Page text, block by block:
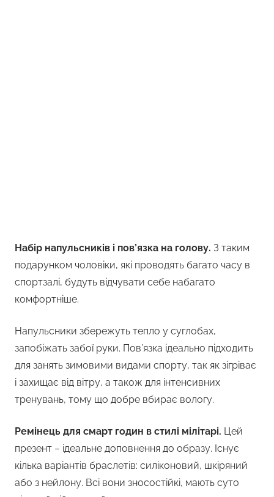
Набір напульсників і пов’язка на голову. З таким
подарунком чоловіки, які проводять багато часу в
спортзалі, будуть відчувати себе набагато
комфортніше.
Напульсники збережуть тепло у суглобах,
запобіжать забої руки. Пов’язка ідеально підходить
для занять зимовими видами спорту, так як зігріває
і захищає від вітру, а також для інтенсивних
тренувань, тому що добре вбирає вологу.
Ремінець для смарт годин в стилі мілітарі. Цей
презент – ідеальне доповнення до образу. Існує
кілька варіантів браслетів: силіконовий, шкіряний
або з нейлону. Всі вони зносостійкі, мають суто